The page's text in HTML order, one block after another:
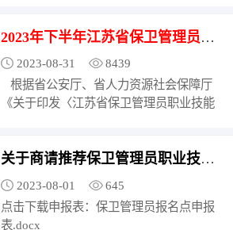
究，决定将原定于2023 年11月 26日举办
的保卫管理员(三级) 职业技能等级认定延
期至12月17日举行。请各报名点将考试...
2023年下半年江苏省保卫管理员三级（高级）职业技能等级统一认定通告
2023-08-31
8439
根据省公安厅、省人力资源社会保障厅
《关于印发〈江苏省保卫管理员职业技能
省保卫管理员职业技能等级认定工作，江
唯一的保卫管理员职业技能等级认定机
构，...
关于商请推荐保卫管理员职业技能等级认定报名点的函
2023-08-01
645
点击下载申报表：保卫管理员报名点申报
表.docx